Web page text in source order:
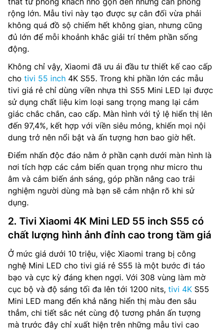
rộng lớn. Mẫu tivi này tạo được sự cân đối vừa phải
không quá đồ sộ chiếm hết không gian, nhưng cũng
đủ lớn để mỗi khoảnh khắc giải trí thêm phần sống
động.
Không chỉ vậy, Xiaomi đã ưu ái đầu tư thiết kế cao cấp
cho tivi 55 inch 4K S55. Trong khi phần lớn các mẫu
tivi giá rẻ chỉ dùng viền nhựa thì S55 Mini LED lại được
sử dụng chất liệu kim loại sang trọng mang lại cảm
giác chắc chắn, cao cấp. Màn hình với tỷ lệ hiển thị lên
đến 97,4%, kết hợp với viền siêu mỏng, khiến mọi nội
dung trở nên nổi bật và ấn tượng hơn bao giờ hết.
Điểm nhấn độc đáo nằm ở phần cạnh dưới màn hình là
nơi tích hợp các cảm biến quan trọng như micro thu
âm và cảm biến ánh sáng, góp phần nâng cao trải
nghiệm người dùng mà bạn sẽ cảm nhận rõ khi sử
dụng.
2. Tivi Xiaomi 4K Mini LED 55 inch S55 có
chất lượng hình ảnh đỉnh cao trong tầm giá
Ở mức giá dưới 10 triệu, việc Xiaomi trang bị công
nghệ Mini LED cho tivi giá rẻ S55 là một bước đi táo
bạo và cực kỳ đáng khen ngợi. Với 308 vùng làm mờ
cục bộ và độ sáng tối đa lên tới 1200 nits, tivi 4K S55
Mini LED mang đến khả năng hiển thị màu đen sâu
thẳm, chi tiết sắc nét cùng độ tương phản ấn tượng
mà trước đây chỉ xuất hiện trên những mẫu tivi cao